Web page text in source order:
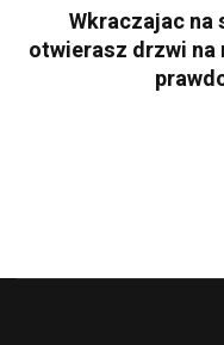
Wkraczajac na
otwierasz drzwi na